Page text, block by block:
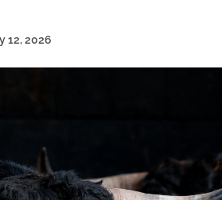
12, 2026